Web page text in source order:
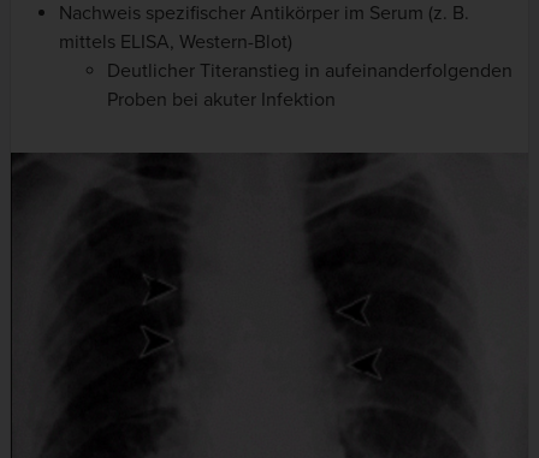
Nachweis spezifischer Antikörper im Serum (z. B.
mittels ELISA, Western-Blot)
Deutlicher Titeranstieg in aufeinanderfolgenden
Proben bei akuter Infektion